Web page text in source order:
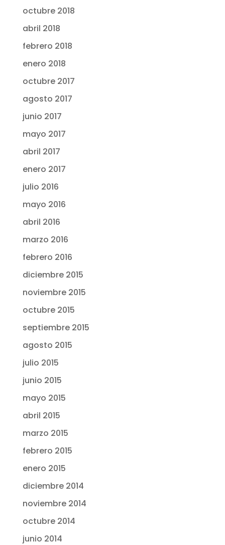
octubre 2018
abril 2018
febrero 2018
enero 2018
octubre 2017
agosto 2017
junio 2017
mayo 2017
abril 2017
enero 2017
julio 2016
mayo 2016
abril 2016
marzo 2016
febrero 2016
diciembre 2015
noviembre 2015
octubre 2015
septiembre 2015
agosto 2015
julio 2015
junio 2015
mayo 2015
abril 2015
marzo 2015
febrero 2015
enero 2015
diciembre 2014
noviembre 2014
octubre 2014
junio 2014